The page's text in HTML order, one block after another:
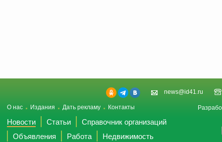
news@id41.ru
О нас Издания Дать рекламу Контакты
Новости Статьи
Справочник организаций
Объявления
Работа
Недвижимость